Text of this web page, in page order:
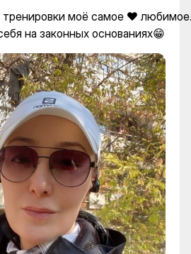
тренировки моё самое ❤️ любимое.
на законных основаниях😁